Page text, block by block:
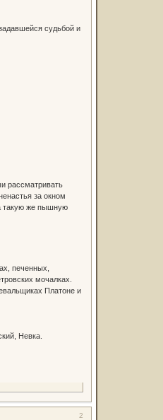
судьбой и
рассматривать
за окном
такую же пышную
печенных,
мочалках.
Платоне и
Невка.
2